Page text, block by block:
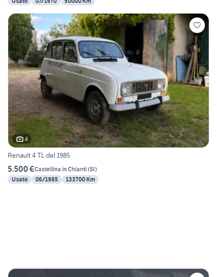
4
Renault 4 TL del 1985
5.500 €Castellina in Chianti(SI)
Usato
06/1985 133700 Km